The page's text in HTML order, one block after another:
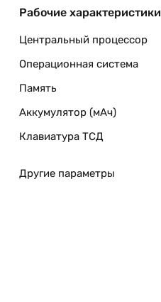
Рабочие характеристики
Центральный процессор
Операционная система
Память
Аккумулятор (мАч)
Клавиатура ТСД
Другие параметры